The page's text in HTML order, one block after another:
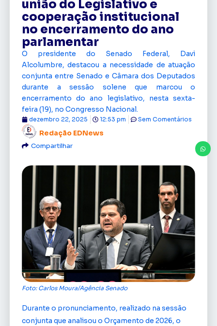
união do Legislativo e
cooperação institucional
no encerramento do ano
parlamentar
O presidente do Senado Federal, Davi
Alcolumbre, destacou a necessidade de atuação
conjunta entre Senado e Câmara dos Deputados
durante a sessão solene que marcou o
encerramento do ano legislativo, nesta sexta-
feira (19), no Congresso Nacional.
Redação EDNews
dezembro 22, 2025 12:53 pm Sem Comentários
Compartilhar
Foto: Carlos Moura/Agência Senado
Durante o pronunciamento, realizado na sessão
conjunta que analisou o Orçamento de 2026, o